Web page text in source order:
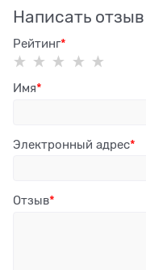
Написать отзыв
Рейтинг
Имя
Электронный адрес
Отзыв